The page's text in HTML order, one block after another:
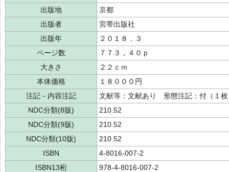
出版地
京都
出版者
宮帯出版社
出版年
２０１８．３
ページ数
７７３，４０ｐ
大きさ
２２ｃｍ
本体価格
１８０００円
注記－内容注記
文献等：文献あり 形態注記：付（１
NDC分類(8版)
210.52
NDC分類(9版)
210.52
NDC分類(10版)
210.52
ISBN
4-8016-007-2
ISBN13桁
978-4-8016-007-2